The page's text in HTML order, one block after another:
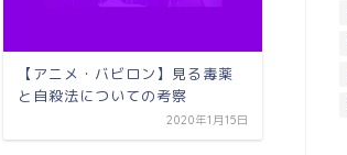
【アニメ・バビロン】見る毒薬
と自殺法についての考察
2020年1月15日